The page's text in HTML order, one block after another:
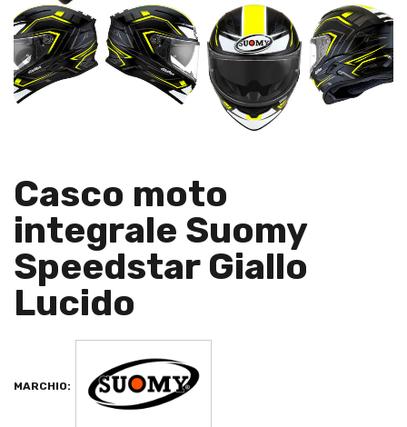
Casco moto
integrale Suomy
Speedstar Giallo
Lucido
MARCHIO: